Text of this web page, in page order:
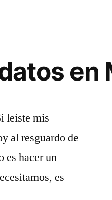
en
leíste mis
al resguardo de
es hacer un
es